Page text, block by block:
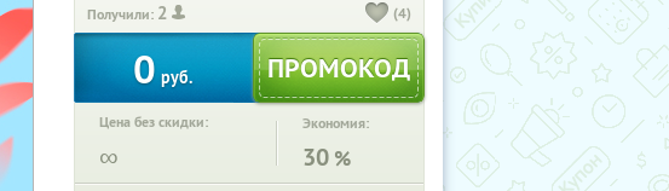
Получили: 2 (4)
0 руб.
Цена без скидки:
∞
Экономия:
30 %